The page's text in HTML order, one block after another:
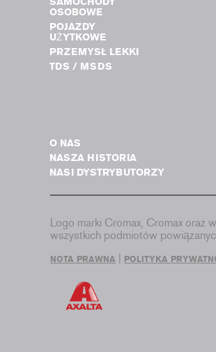
OSOBOWE
POJAZDY
UŻYTKOWE
PRZEMYSŁ LEKKI
TDS / MSDS
O NAS
NASZA HISTORIA
NASI DYSTRYBUTORZY
Logo marki Cromax, Cromax oraz
wszystkich podmiotów
NOTA PRAWNA POLITYKA